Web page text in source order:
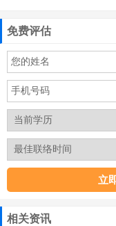
免费评估
相关资讯